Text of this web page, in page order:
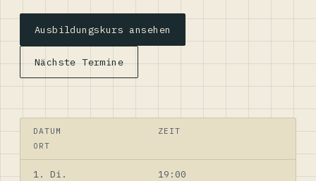
Ausbildungskurs ansehen
Nächste Termine
DATUM
ZEIT
ORT
1. Di.
19:00